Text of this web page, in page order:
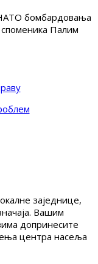
бомбардовања
споменика Палим
заједнице,
Вашим
допринесите
центра насеља